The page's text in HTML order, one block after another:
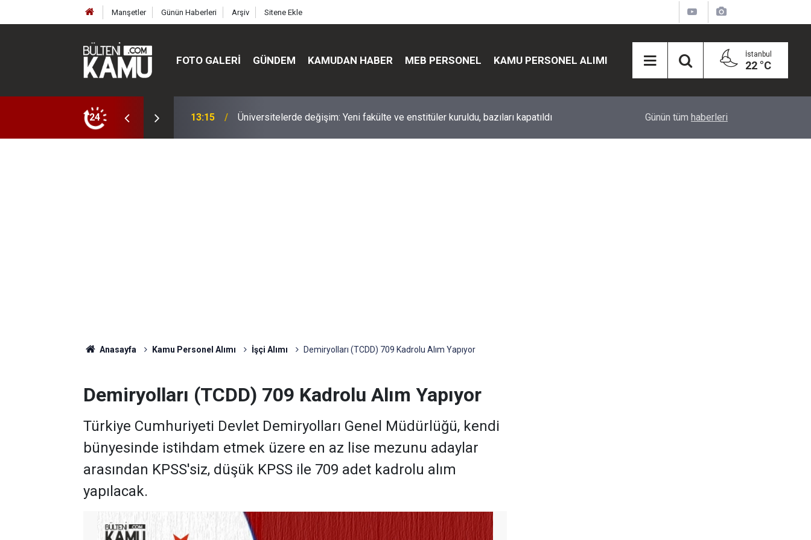
Manşetler Günün Haberleri Arşiv Sitene Ekle
FOTO GALERI GÜNDEM KAMUDAN HABER MEB PERSONEL KAMU PERSONEL ALIMI İstanbul
22 °C
24
ve enstitüler kuruldu, bazıları kapatıldı 13:00 MEB’de üst düzey değişim: Genel müdürler değişti, yeni isimler atandı Eğiti Bir Sen'den Kadınlar İçin Olay Teklif:
Günün tüm haberleri
Anasayfa Kamu Personel Alımı İşçi Alımı Demiryolları (TCDD) 709 Kadrolu Alım Yapıyor
Demiryolları (TCDD) 709 Kadrolu Alım Yapıyor
Türkiye Cumhuriyeti Devlet Demiryolları Genel Müdürlüğü, kendi
bünyesinde istihdam etmek üzere en az lise mezunu adaylar
arasından KPSS'siz, düşük KPSS ile 709 adet kadrolu alım
yapılacak.